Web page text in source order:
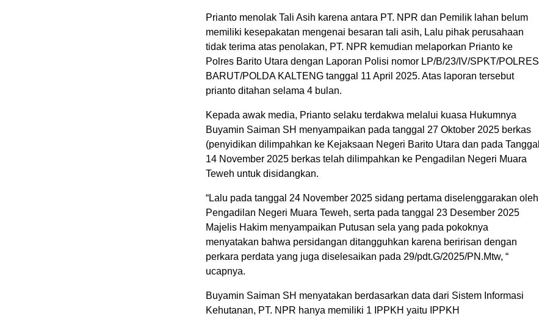
Prianto menolak Tali Asih karena antara PT. NPR dan Pemilik lahan belum
memiliki kesepakatan mengenai besaran tali asih, Lalu pihak perusahaan
tidak terima atas penolakan, PT. NPR kemudian melaporkan Prianto ke
Polres Barito Utara dengan Laporan Polisi nomor LP/B/23/IV/SPKT/POLRES
BARUT/POLDA KALTENG tanggal 11 April 2025. Atas laporan tersebut
prianto ditahan selama 4 bulan.
Kepada awak media, Prianto selaku terdakwa melalui kuasa Hukumnya
Buyamin Saiman SH menyampaikan pada tanggal 27 Oktober 2025 berkas
(penyidikan dilimpahkan ke Kejaksaan Negeri Barito Utara dan pada Tanggal
14 November 2025 berkas telah dilimpahkan ke Pengadilan Negeri Muara
Teweh untuk disidangkan.
“Lalu pada tanggal 24 November 2025 sidang pertama diselenggarakan oleh
Pengadilan Negeri Muara Teweh, serta pada tanggal 23 Desember 2025
Majelis Hakim menyampaikan Putusan sela yang pada pokoknya
menyatakan bahwa persidangan ditangguhkan karena beririsan dengan
perkara perdata yang juga diselesaikan pada 29/pdt.G/2025/PN.Mtw, “
ucapnya.
Buyamin Saiman SH menyatakan berdasarkan data dari Sistem Informasi
Kehutanan, PT. NPR hanya memiliki 1 IPPKH yaitu IPPKH